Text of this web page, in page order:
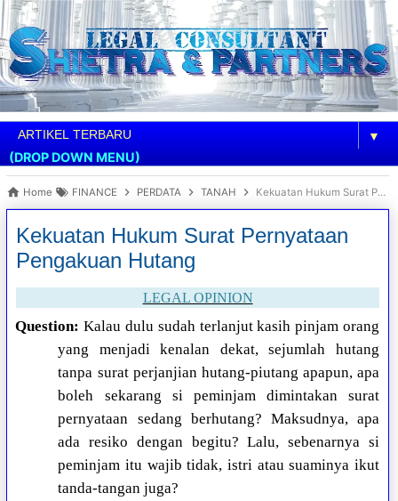
▼
(DROP DOWN MENU)
Home FINANCE PERDATA TANAH Kekuatan Hukum Surat Pernyataan Pengakuan Hutang
Kekuatan Hukum Surat Pernyataan
Pengakuan Hutang
LEGAL OPINION
Question: Kalau dulu sudah terlanjut kasih pinjam orang
yang menjadi kenalan dekat, sejumlah hutang
tanpa surat perjanjian hutang-piutang apapun, apa
boleh sekarang si peminjam dimintakan surat
pernyataan sedang berhutang? Maksudnya, apa
ada resiko dengan begitu? Lalu, sebenarnya si
peminjam itu wajib tidak, istri atau suaminya ikut
tanda-tangan juga?